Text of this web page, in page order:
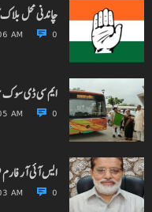
چاندنی محل بلاک
AM 0
ایم سی ڈی سوک
AM 0
ایس آئی آر
AM 0